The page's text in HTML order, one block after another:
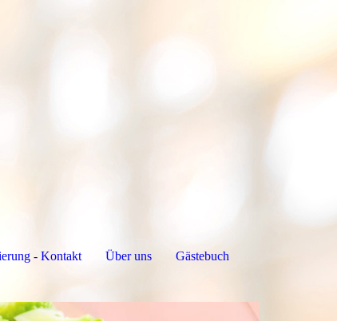
- Kontakt Über uns Gästebuch